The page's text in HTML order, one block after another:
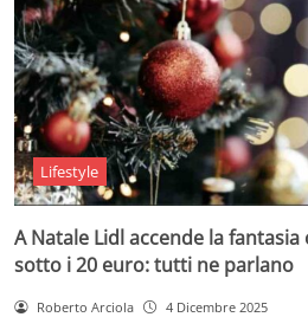
Lifestyle
A Natale Lidl accende la
sotto i 20 euro: tutti ne parlano
Roberto Arciola 4 Dicembre 2025